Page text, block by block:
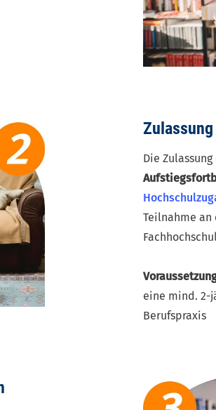
Die
Teilnahme
eine mind. 2-
Berufspraxis